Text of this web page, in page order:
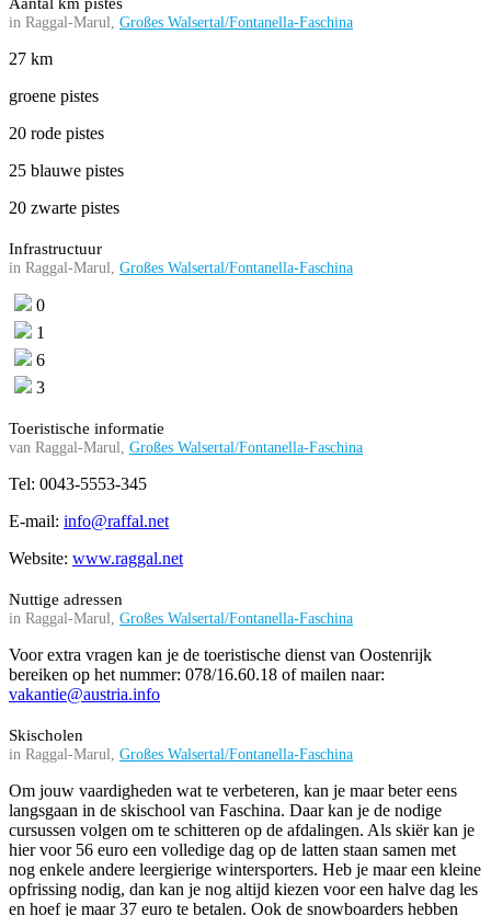
Aantal km pistes
in Raggal-Marul, Großes Walsertal/Fontanella-Faschina
27 km
groene pistes
20 rode pistes
25 blauwe pistes
20 zwarte pistes
Infrastructuur
in Raggal-Marul, Großes Walsertal/Fontanella-Faschina
0
1
6
3
Toeristische informatie
van Raggal-Marul, Großes Walsertal/Fontanella-Faschina
Tel: 0043-5553-345
E-mail: info@raffal.net
Website: www.raggal.net
Nuttige adressen
in Raggal-Marul, Großes Walsertal/Fontanella-Faschina
Voor extra vragen kan je de toeristische dienst van Oostenrijk
bereiken op het nummer: 078/16.60.18 of mailen naar:
vakantie@austria.info
Skischolen
in Raggal-Marul, Großes Walsertal/Fontanella-Faschina
Om jouw vaardigheden wat te verbeteren, kan je maar beter eens
langsgaan in de skischool van Faschina. Daar kan je de nodige
cursussen volgen om te schitteren op de afdalingen. Als skiër kan je
hier voor 56 euro een volledige dag op de latten staan samen met
nog enkele andere leergierige wintersporters. Heb je maar een kleine
opfrissing nodig, dan kan je nog altijd kiezen voor een halve dag les
en hoef je maar 37 euro te betalen. Ook de snowboarders hebben